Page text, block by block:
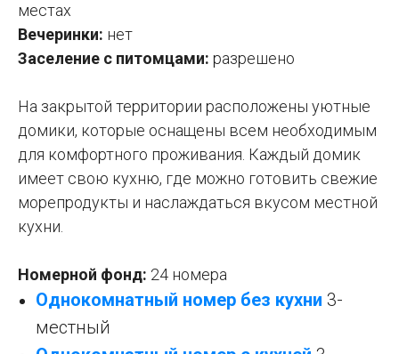
местах
Вечеринки: нет
Заселение с питомцами: разрешено
На закрытой территории расположены уютные
домики, которые оснащены всем необходимым
для комфортного проживания. Каждый домик
имеет свою кухню, где можно готовить свежие
морепродукты и наслаждаться вкусом местной
кухни.
Номерной фонд: 24 номера
Однокомнатный номер без кухни 3-
местный